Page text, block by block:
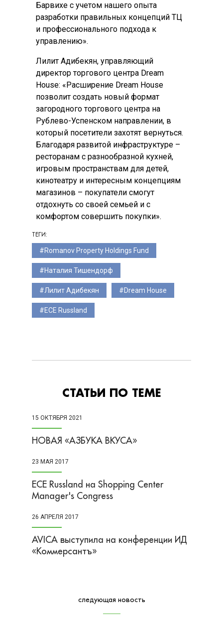
Барвихе с учетом нашего опыта
разработки правильных концепций ТЦ
и профессионального подхода к
управлению».
Лилит Адибекян, управляющий
директор торгового центра Dream
House: «Расширение Dream House
позволит создать новый формат
загородного торгового центра на
Рублево-Успенском направлении, в
который посетители захотят вернуться.
Благодаря развитой инфраструктуре –
ресторанам с разнообразной кухней,
игровым пространствам для детей,
кинотеатру и интересным концепциям
магазинов – покупатели смогут
отдохнуть со своей семьей и с
комфортом совершить покупки».
ТЕГИ:
Romanov Property Holdings Fund
Наталия Тишендорф
Лилит Адибекян Dream House
ECE Russland
СТАТЬИ ПО ТЕМЕ
15 ОКТЯБРЯ 2021
НОВАЯ «АЗБУКА ВКУСА»
23 МАЯ 2017
​ECE Russland на Shopping Center
Manager's Congress
26 АПРЕЛЯ 2017
AVICA выступила на конференции ИД
«Коммерсантъ»
следующая новость